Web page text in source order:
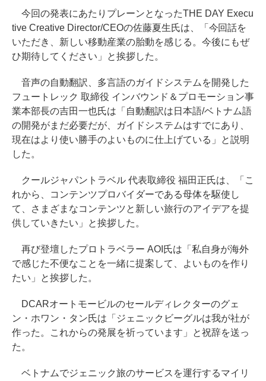
今回の発表にあたりプレーンとなったTHE DAY Execu
tive Creative Director/CEOの佐藤夏生氏は、「今回話を
いただき、新しい移動産業の胎動を感じる。今後にもぜ
ひ期待してください」と挨拶した。
音声の自動翻訳、多言語のガイドシステムを開発した
フュートレック 取締役 インバウンド＆プロモーション事
業本部長の吉田一也氏は「自動翻訳は日本語/ベトナム語
の開発がまだ必要だが、ガイドシステムはすでにあり、
現在はより使い勝手のよいものに仕上げている」と説明
した。
クールジャパントラベル 代表取締役 福田正氏は、「こ
れから、コンテンツプロバイダーである母体を駆使し
て、さまざまなコンテンツと新しい旅行のアイデアを提
供していきたい」と挨拶した。
再び登壇したプロトラベラー AOI氏は「私自身が海外
で感じた不便なことを一緒に提案して、よいものを作り
たい」と挨拶した。
DCARオートモービルのセールディレクターのグェ
ン・ホワン・タン氏は「ジェニックビーグルは我が社が
作った。これからの発展を祈っています」と祝辞を送っ
た。
ベトナムでジェニック旅のサービスを運行するマイリ